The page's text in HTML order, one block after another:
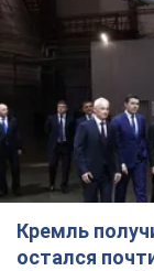
Кремль
остался